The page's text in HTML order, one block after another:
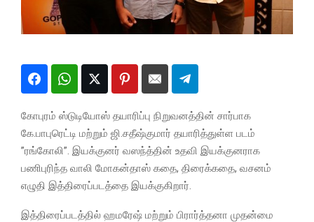
கோபுரம் ஸ்டுடியோஸ் தயாரிப்பு நிறுவனத்தின் சார்பாக
கே.பாபுரெட்டி மற்றும் ஜி.சதீஷ்குமார் தயாரித்துள்ள படம்
”ரங்கோலி”. இயக்குனர் வஸந்த்தின் உதவி இயக்குனராக
பணிபுரிந்த வாலி மோகன்தாஸ் கதை, திரைக்கதை, வசனம்
எழுதி இத்திரைப்படத்தை இயக்குகிறார்.
இத்திரைப்படத்தில் ஹமரேஷ் மற்றும் பிரார்த்தனா முதன்மை